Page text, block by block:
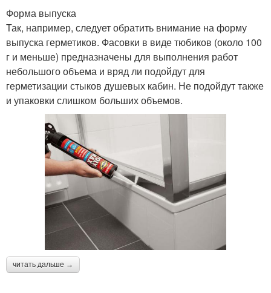
Форма выпуска
Так, например, следует обратить внимание на форму
выпуска герметиков. Фасовки в виде тюбиков (около 100
г и меньше) предназначены для выполнения работ
небольшого объема и вряд ли подойдут для
герметизации стыков душевых кабин. Не подойдут также
и упаковки слишком больших объемов.
читать дальше →